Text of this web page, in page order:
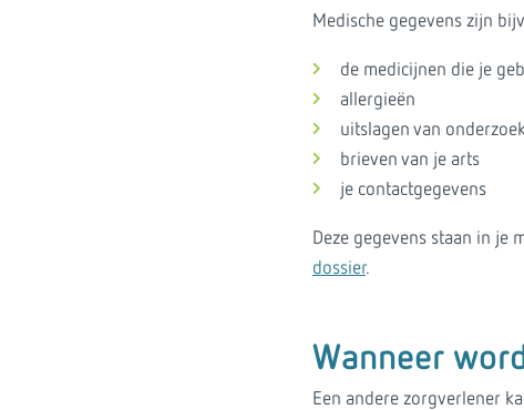
Medische gegevens zijn
de medicijnen die je
allergieën
uitslagen van
brieven van je arts
je contactgegevens
Deze gegevens staan in je
dossier.
Wanneer
Een andere zorgverlener